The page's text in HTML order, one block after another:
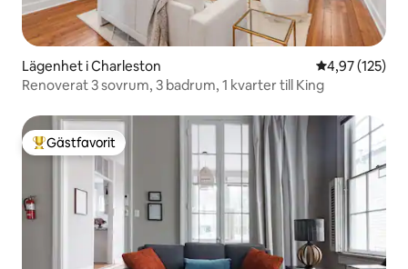
Lägenhet i Charleston 4,97 av 5 i
4,97 (125)
Renoverat 3 sovrum, 3 badrum, 1 kvarter till King
Populär gästfavorit
Gästfavorit